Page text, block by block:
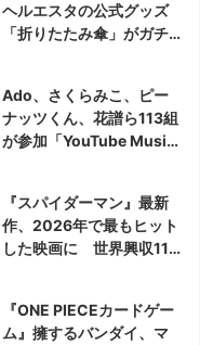
ヘルエスタの公式グッズ
「折りたたみ傘」がガチ
Ado、さくらみこ、ピー
ナッツくん、花譜ら113組
が参加「YouTube Music
『スパイダーマン』最新
作、2026年で最もヒット
した映画に 世界興収11
『ONE PIECEカードゲー
ム』擁するバンダイ、マ